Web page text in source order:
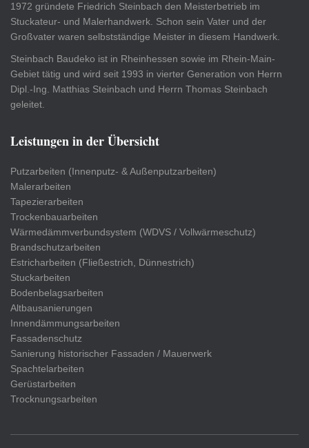
1972 gründete Friedrich Steinbach den Meisterbetrieb im
Stuckateur- und Malerhandwerk. Schon sein Vater und der
Großvater waren selbstständige Meister in diesem Handwerk.
Steinbach Baudeko ist in Rheinhessen sowie im Rhein-Main-
Gebiet tätig und wird seit 1993 in vierter Generation von Herrn
Dipl.-Ing. Matthias Steinbach und Herrn Thomas Steinbach
geleitet.
Leistungen in der Übersicht
Putzarbeiten (Innenputz- & Außenputzarbeiten)
Malerarbeiten
Tapezierarbeiten
Trockenbauarbeiten
Wärmedämmverbundsystem (WDVS / Vollwärmeschutz)
Brandschutzarbeiten
Estricharbeiten (Fließestrich, Dünnestrich)
Stuckarbeiten
Bodenbelagsarbeiten
Altbausanierungen
Innendämmungsarbeiten
Fassadenschutz
Sanierung historischer Fassaden / Mauerwerk
Spachtelarbeiten
Gerüstarbeiten
Trocknungsarbeiten